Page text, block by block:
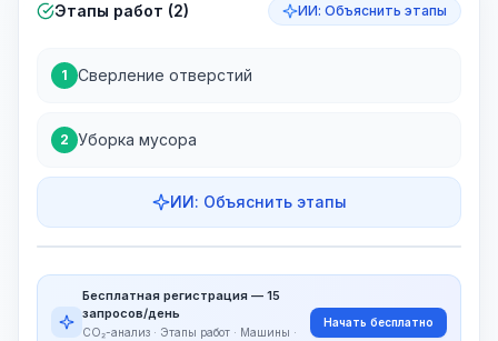
Этапы работ (2) ИИ: Объяснить этапы
1 Сверление отверстий
2 Уборка мусора
ИИ: Объяснить этапы
Этапы работ
~15-30 Sek.
Бесплатная регистрация — 15
запросов/день
CO₂-анализ · Этапы работ · Машины ·
Начать бесплатно